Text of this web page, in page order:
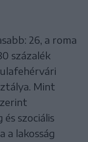
26, a roma
százalék
Mint
és szociális
a lakosság